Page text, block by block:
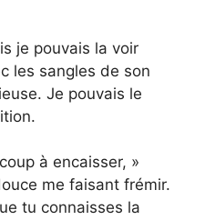
je pouvais la voir
les sangles de son
Je pouvais le
à encaisser, »
me faisant frémir.
tu connaisses la